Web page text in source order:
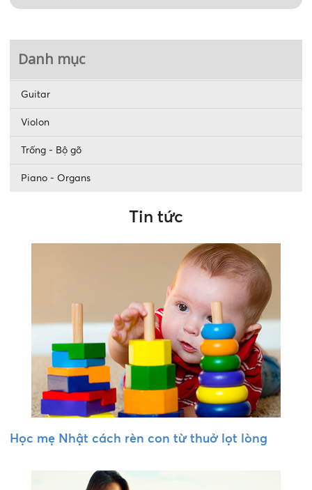
Danh mục
Guitar
Violon
Trống - Bộ gõ
Piano - Organs
Tin tức
Học mẹ Nhật cách rèn con từ thuở lọt lòng